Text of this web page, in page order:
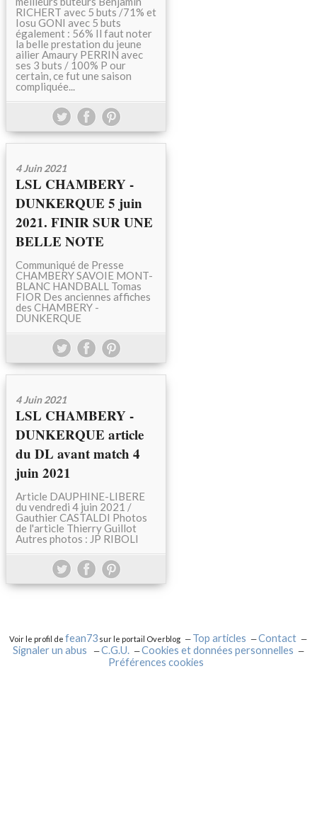
RICHERT avec 5 buts /71% et
Iosu GONI avec 5 buts
également : 56% Il faut noter
la belle prestation du jeune
ailier Amaury PERRIN avec
ses 3 buts / 100% P our
certain, ce fut une saison
compliquée...
4 Juin 2021
LSL CHAMBERY -
DUNKERQUE 5 juin
2021. FINIR SUR UNE
BELLE NOTE
Communiqué de Presse
CHAMBERY SAVOIE MONT-
BLANC HANDBALL Tomas
FIOR Des anciennes affiches
des CHAMBERY -
DUNKERQUE
4 Juin 2021
LSL CHAMBERY -
DUNKERQUE article
du DL avant match 4
juin 2021
Article DAUPHINE-LIBERE
du vendredi 4 juin 2021 /
Gauthier CASTALDI Photos
de l'article Thierry Guillot
Autres photos : JP RIBOLI
Voir le profil defean73 sur le portail Overblog Top articles
Contact
Signaler un abus
C.G.U.
Cookies et données personnelles
Préférences cookies